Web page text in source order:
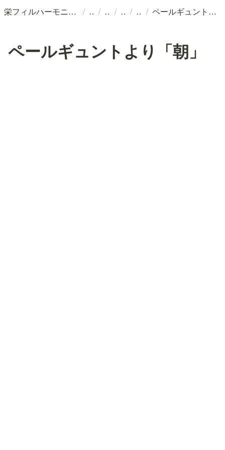
栄フィルハーモニー交響楽団 / / / / / ペールギュントより「朝」
ペールギュントより「朝」